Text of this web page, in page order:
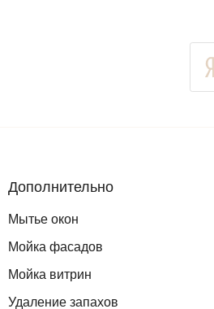
Дополнительно
Мытье окон
Мойка фасадов
Мойка витрин
Удаление запахов